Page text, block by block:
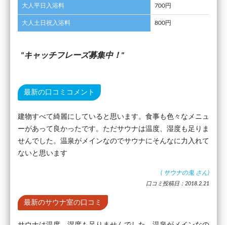
大人平日入浴料 700円
大人土日祝入浴料 800円
キャッチフレーズ募集中！
最新の口コミコメント
建物すべて綺麗にしていると思います。食事も色々なメニュ
ーがあって良かったです。ただサウナは温度、湿度も足りま
せんでした。温泉がメインなのでサウナにそんなに力入れて
ないと思います
( サウナの鬼 さん)
口コミ投稿日：2018.2.21
最新のサウナ室の口コミ